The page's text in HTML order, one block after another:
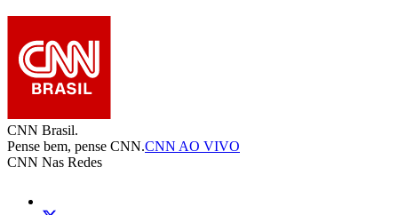
CNN Brasil.
Pense bem, pense CNN.CNN AO VIVO
CNN Nas Redes